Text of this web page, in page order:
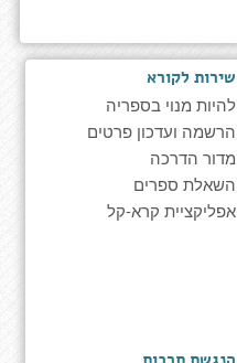
שירות לקורא
להיות מנוי בספריה
הרשמה ועדכון פרטים
מדור הדרכה
השאלת ספרים
אפליקציית קרא-קל